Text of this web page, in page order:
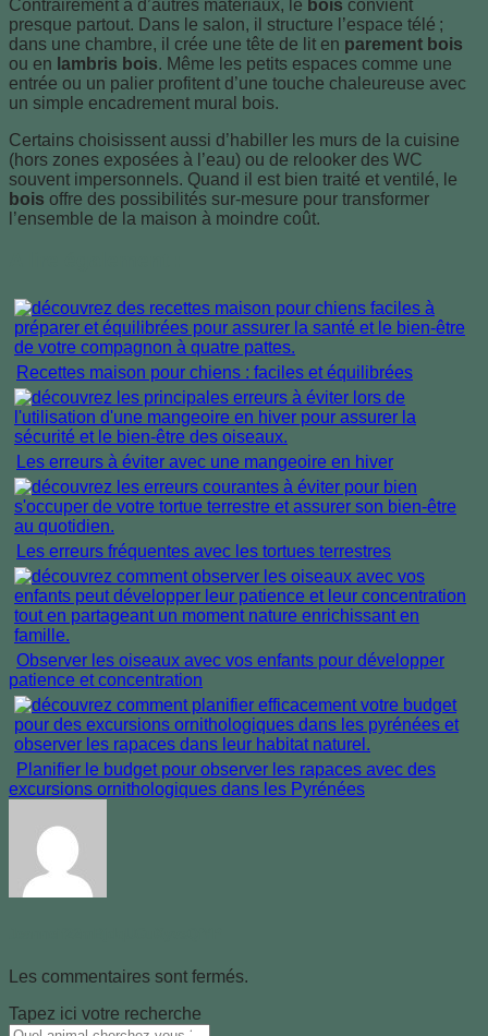
Contrairement à d’autres matériaux, le bois convient
presque partout. Dans le salon, il structure l’espace télé ;
dans une chambre, il crée une tête de lit en parement bois
ou en lambris bois. Même les petits espaces comme une
entrée ou un palier profitent d’une touche chaleureuse avec
un simple encadrement mural bois.
Certains choisissent aussi d’habiller les murs de la cuisine
(hors zones exposées à l’eau) ou de relooker des WC
souvent impersonnels. Quand il est bien traité et ventilé, le
bois offre des possibilités sur-mesure pour transformer
l’ensemble de la maison à moindre coût.
Recettes maison pour chiens : faciles et équilibrées
Les erreurs à éviter avec une mangeoire en hiver
Les erreurs fréquentes avec les tortues terrestres
Observer les oiseaux avec vos enfants pour développer
patience et concentration
Planifier le budget pour observer les rapaces avec des
excursions ornithologiques dans les Pyrénées
Les commentaires sont fermés.
Tapez ici votre recherche